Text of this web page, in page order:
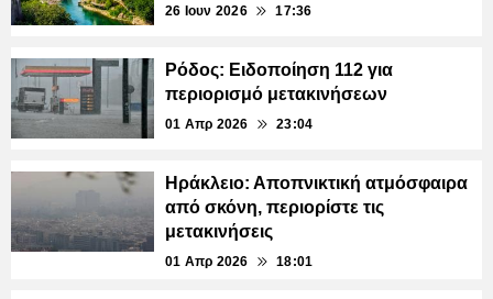
26 Ιουν 2026 17:36
Ρόδος: Ειδοποίηση 112 για
περιορισμό μετακινήσεων
01 Απρ 2026 23:04
Ηράκλειο: Αποπνικτική ατμόσφαιρα
από σκόνη, περιορίστε τις
μετακινήσεις
01 Απρ 2026 18:01